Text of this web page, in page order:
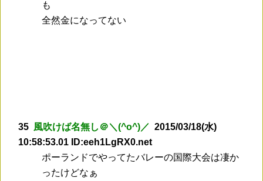
も
全然金になってない
35 風吹けば名無し＠＼(^o^)／ 2015/03/18(水)
10:58:53.01 ID:eeh1LgRX0.net
ポーランドでやってたバレーの国際大会は凄か
ったけどなぁ